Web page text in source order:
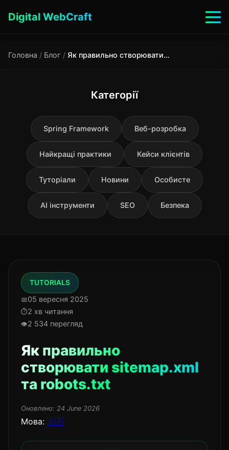
Digital WebCraft
Головна / Блог / Як правильно створювати sitemap.xml та robots.txt
Категорії
Spring Framework Веб-розробка
Найкращі практики Кейси клієнтів
Туторіали Новини Особисте
AI інструменти SEO Безпека
TUTORIALS
05 вересня 2025
2 хв читання
2 534 перегляд
Як правильно
створювати sitemap.xml
та robots.txt
Оновлено: 24 June 2026
Мова: 🇺🇦